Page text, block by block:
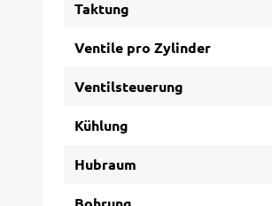
Taktung
Ventile pro Zylinder
Ventilsteuerung
Kühlung
Hubraum